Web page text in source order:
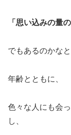
「思い込みの量の
でもあるのかなと
年齢とともに、
色々な人にも会
し、